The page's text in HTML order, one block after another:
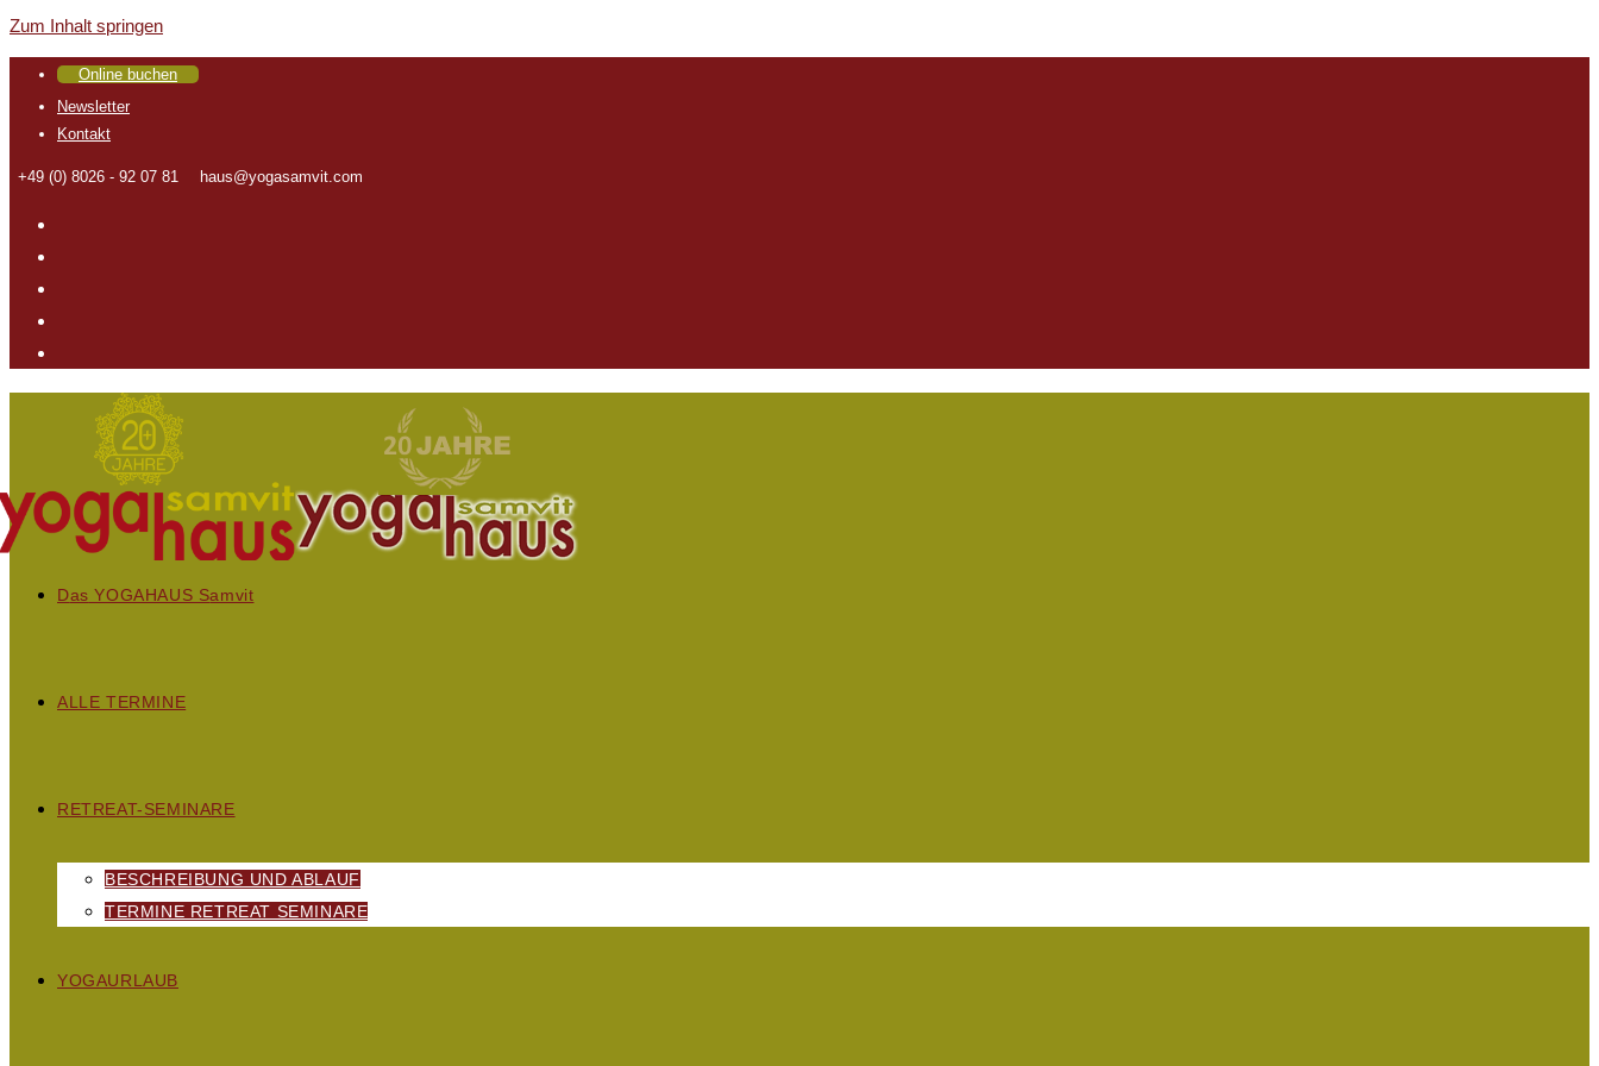
Zum Inhalt springen
Online buchen
Newsletter
Kontakt
+49 (0) 8026 - 92 07 81 haus@yogasamvit.com
Das YOGAHAUS Samvit
ALLE TERMINE
RETREAT-SEMINARE
BESCHREIBUNG UND ABLAUF
TERMINE RETREAT SEMINARE
YOGAURLAUB